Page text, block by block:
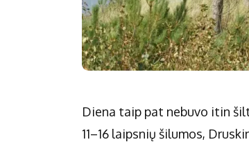
Diena taip pat nebuvo itin
11–16 laipsnių šilumos,